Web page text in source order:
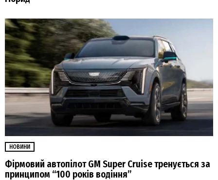
НОВИНИ
Фірмовий автопілот GM Super Cruise тренується за
принципом “100 років водіння”